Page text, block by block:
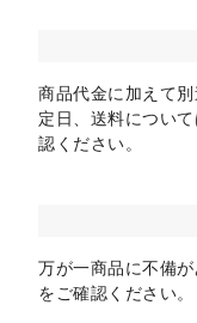
商品代金に加えて
定日、送料につい
認ください。
万が一商品に不備が
をご確認ください。